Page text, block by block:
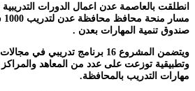
انطلقت بالعاصمة عدن اعمال الدورات
صندوق تنمية المهارات بعدن .
ويتضمن المشروع 16 برنامج تدريبي
وتطبيقية توزعت على عدد من المعاهد
مهارات التدريب بالمحافظة.